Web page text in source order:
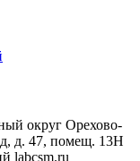
округ Орехово-
д. 47, помещ. 13Н
labcsm.ru